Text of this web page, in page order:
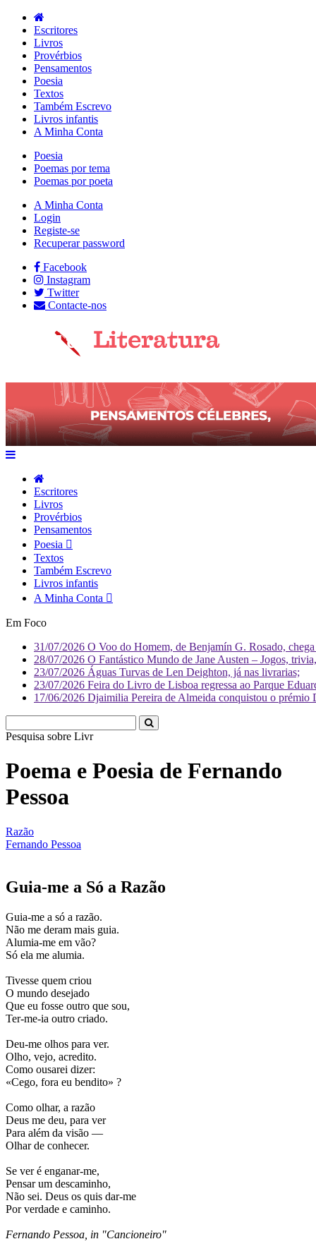
Escritores
Livros
Provérbios
Pensamentos
Poesia
Textos
Também Escrevo
Livros infantis
A Minha Conta
Poesia
Poemas por tema
Poemas por poeta
A Minha Conta
Login
Registe-se
Recuperar password
Facebook
Instagram
Twitter
Contacte-nos
Escritores
Livros
Provérbios
Pensamentos
Poesia
Textos
Também Escrevo
Livros infantis
A Minha Conta
Em Foco
31/07/2026 O Voo do Homem, de Benjamín G. Rosado,
28/07/2026 O Fantástico Mundo de Jane Austen – Jogos,
23/07/2026 Águas Turvas de Len Deighton, já nas livrarias;
23/07/2026 Feira do Livro de Lisboa regressa ao Parque
17/06/2026 Djaimilia Pereira de Almeida conquistou o
Pesquisa sobre Literatura
Poema e Poesia de Fernando
Pessoa
Razão
Fernando Pessoa
Guia-me a Só a Razão
Guia-me a só a razão.
Não me deram mais guia.
Alumia-me em vão?
Só ela me alumia.
Tivesse quem criou
O mundo desejado
Que eu fosse outro que sou,
Ter-me-ia outro criado.
Deu-me olhos para ver.
Olho, vejo, acredito.
Como ousarei dizer:
«Cego, fora eu bendito» ?
Como olhar, a razão
Deus me deu, para ver
Para além da visão —
Olhar de conhecer.
Se ver é enganar-me,
Pensar um descaminho,
Não sei. Deus os quis dar-me
Por verdade e caminho.
Fernando Pessoa, in "Cancioneiro"